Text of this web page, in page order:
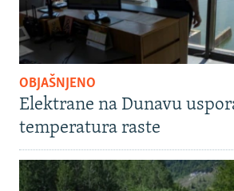
OBJAŠNJENO
Elektrane na Dunavu
temperatura raste